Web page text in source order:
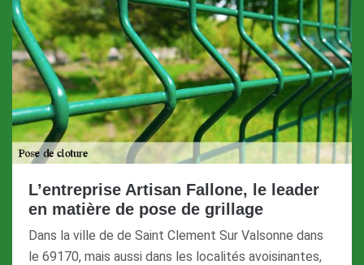
L’entreprise Artisan Fallone, le leader
en matière de pose de grillage
Dans la ville de de Saint Clement Sur Valsonne dans
le 69170, mais aussi dans les localités avoisinantes,